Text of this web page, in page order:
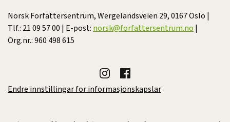
Norsk Forfattersentrum, Wergelandsveien 29, 0167 Oslo |
Tlf.: 21 09 57 00 | E-post: norsk@forfattersentrum.no |
Org.nr.: 960 498 615
Endre innstillingar for informasjonskapslar